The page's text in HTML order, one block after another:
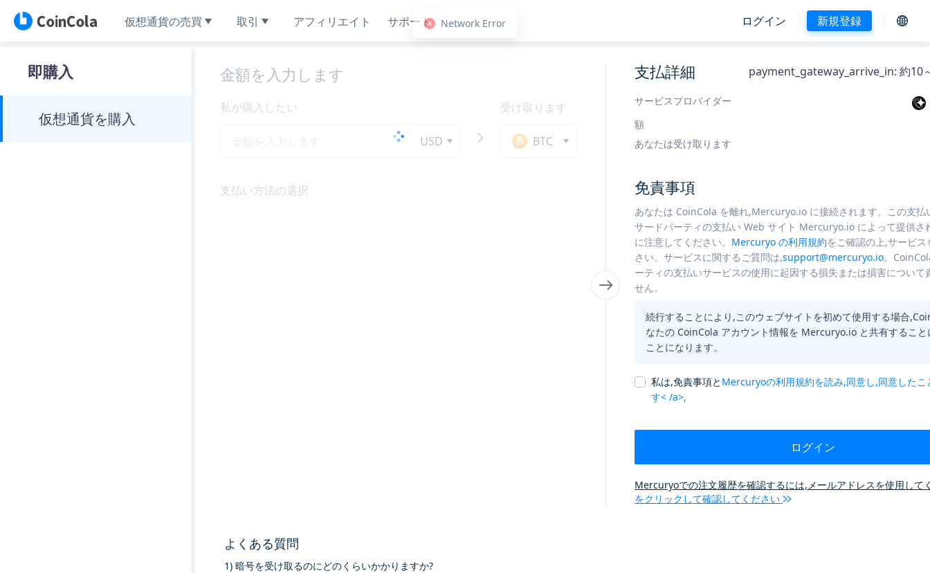
仮想通貨の売買 取引 アフィリエイト サポート ログイン 新規登録
即購入
仮想通貨を購入
金額を入力します
私が購入したい
USD
受け取ります
BTC
支払い方法の選択
支払詳細 payment_gateway_arrive_in: 約10
サービスプロバイダー
額
あなたは受け取ります
免責事項
あなたは CoinCola を離れ,Mercuryo.io に接続されます。この支払
サードパーティの支払い Web サイト Mercuryo.io によって提供さ
に注意してください。 Mercuryo の利用規約をご確認の上,サービ
さい。サービスに関するご質問は,support@mercuryo.io。
ーティの支払いサービスの使用に起因する損失または損害について
せん。
続行することにより,このウェブサイトを初めて使用する場合
なたの CoinCola アカウント情報を Mercuryo.io と共有すること
ことになります。
私は,免責事項と Mercuryoの利用規約を読み,同意し,同意したこ
す< /a>,
ログイン
Mercuryoでの注文履歴を確認するには,メールアドレスを使用して
をクリックして確認してください
よくある質問
1) 暗号を受け取るのにどのくらいかかりますか?